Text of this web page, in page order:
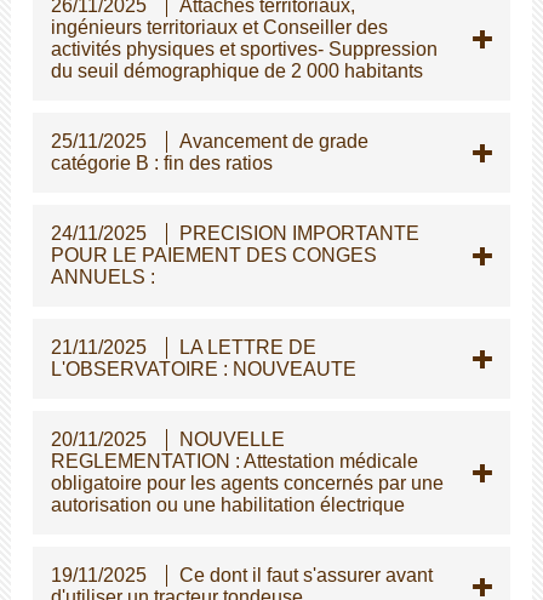
26/11/2025
Attachés territoriaux,
ingénieurs territoriaux et Conseiller des
activités physiques et sportives- Suppression
du seuil démographique de 2 000 habitants
25/11/2025
Avancement de grade
catégorie B : fin des ratios
24/11/2025
PRECISION IMPORTANTE
POUR LE PAIEMENT DES CONGES
ANNUELS :
21/11/2025
LA LETTRE DE
L'OBSERVATOIRE : NOUVEAUTE
20/11/2025
NOUVELLE
REGLEMENTATION : Attestation médicale
obligatoire pour les agents concernés par une
autorisation ou une habilitation électrique
19/11/2025
Ce dont il faut s'assurer avant